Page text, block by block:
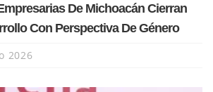
De Michoacán Cierran
Con Perspectiva De Género
2026